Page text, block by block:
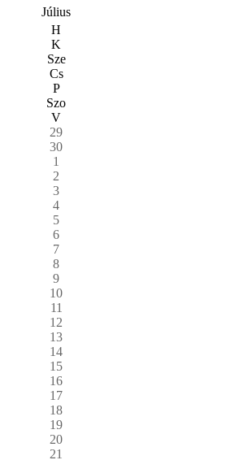
Július
H
K
Sze
Cs
P
Szo
V
29
30
1
2
3
4
5
6
7
8
9
10
11
12
13
14
15
16
17
18
19
20
21